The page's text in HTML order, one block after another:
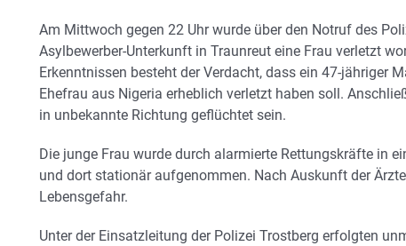
Am Mittwoch gegen 22 Uhr wurde über den Notruf des
Asylbewerber-Unterkunft in Traunreut eine Frau verletzt
Erkenntnissen besteht der Verdacht, dass ein 47-jähriger
Ehefrau aus Nigeria erheblich verletzt haben soll.
in unbekannte Richtung geflüchtet sein.
Die junge Frau wurde durch alarmierte Rettungskräfte in
und dort stationär aufgenommen. Nach Auskunft der
Lebensgefahr.
Unter der Einsatzleitung der Polizei Trostberg erfolgten